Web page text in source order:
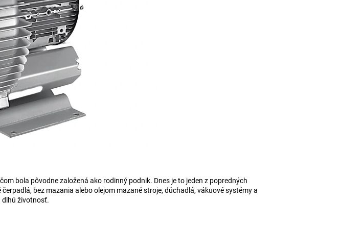
bola pôvodne založená ako rodinný podnik. Dnes je to jeden z popredných
bez mazania alebo olejom mazané stroje, dúchadlá, vákuové systémy a
dlhú životnosť.